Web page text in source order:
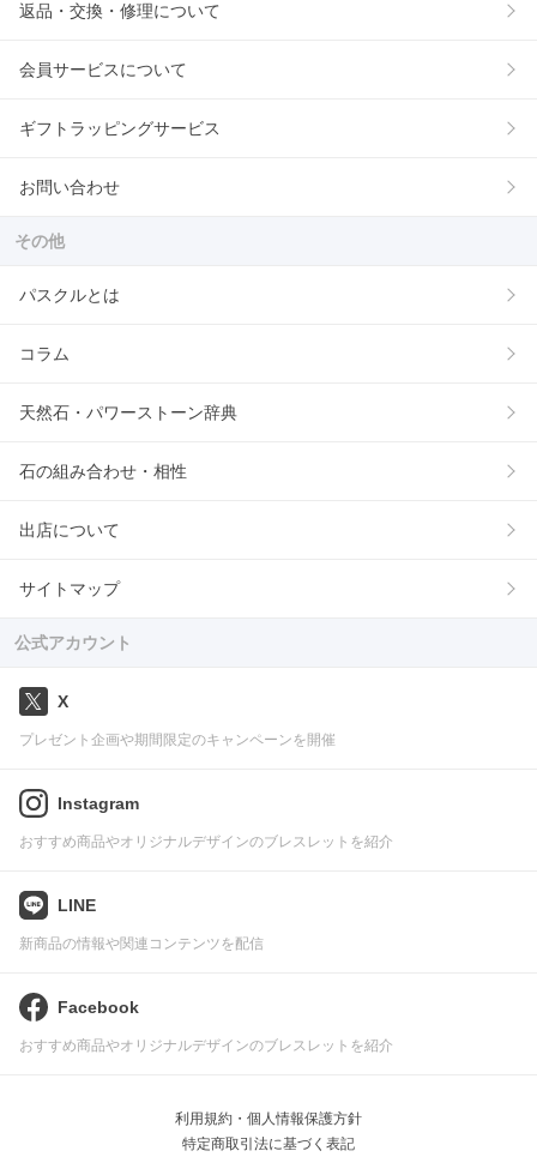
返品・交換・修理について
会員サービスについて
ギフトラッピングサービス
お問い合わせ
その他
パスクルとは
コラム
天然石・パワーストーン辞典
石の組み合わせ・相性
出店について
サイトマップ
公式アカウント
X
プレゼント企画や期間限定のキャンペーンを開催
Instagram
おすすめ商品やオリジナルデザインのブレスレットを紹介
LINE
新商品の情報や関連コンテンツを配信
Facebook
おすすめ商品やオリジナルデザインのブレスレットを紹介
利用規約・個人情報保護方針
特定商取引法に基づく表記